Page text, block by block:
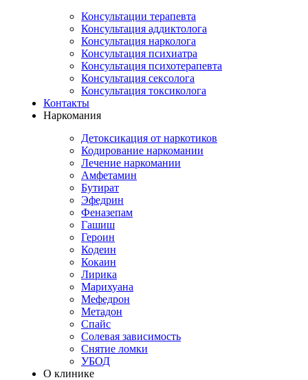
Консультации терапевта
Консультация аддиктолога
Консультация нарколога
Консультация психиатра
Консультация психотерапевта
Консультация сексолога
Консультация токсиколога
Контакты
Наркомания
Детоксикация от наркотиков
Кодирование наркомании
Лечение наркомании
Амфетамин
Бутират
Эфедрин
Феназепам
Гашиш
Героин
Кодеин
Кокаин
Лирика
Марихуана
Мефедрон
Метадон
Спайс
Солевая зависимость
Снятие ломки
УБОД
О клинике